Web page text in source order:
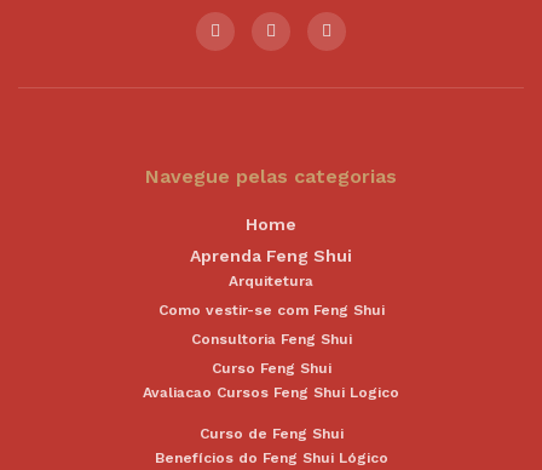
Navegue pelas categorias
Home
Aprenda Feng Shui
Arquitetura
Como vestir-se com Feng Shui
Consultoria Feng Shui
Curso Feng Shui
Avaliacao Cursos Feng Shui Logico
Curso de Feng Shui
Benefícios do Feng Shui Lógico